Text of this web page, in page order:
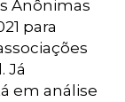
Anônimas
para
Já
em análise